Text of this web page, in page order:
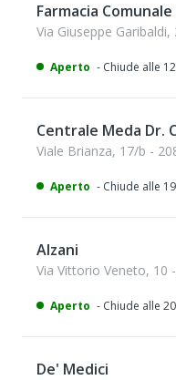
Farmacia Comunale
Via Giuseppe
Aperto - Chiude alle
Centrale Meda Dr.
Viale Brianza, 17/b -
Aperto - Chiude alle
Alzani
Via Vittorio Veneto, 10
Aperto - Chiude alle
De' Medici